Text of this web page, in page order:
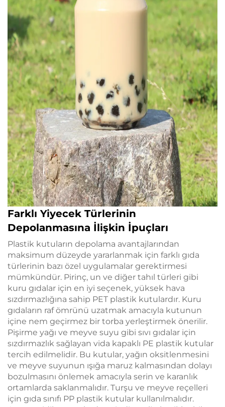
Farklı Yiyecek Türlerinin
Depolanmasına İlişkin İpuçları
Plastik kutuların depolama avantajlarından
maksimum düzeyde yararlanmak için farklı gıda
türlerinin bazı özel uygulamalar gerektirmesi
mümkündür. Pirinç, un ve diğer tahıl türleri gibi
kuru gıdalar için en iyi seçenek, yüksek hava
sızdırmazlığına sahip PET plastik kutulardır. Kuru
gıdaların raf ömrünü uzatmak amacıyla kutunun
içine nem geçirmez bir torba yerleştirmek önerilir.
Pişirme yağı ve meyve suyu gibi sıvı gıdalar için
sızdırmazlık sağlayan vida kapaklı PE plastik kutular
tercih edilmelidir. Bu kutular, yağın oksitlenmesini
ve meyve suyunun ışığa maruz kalmasından dolayı
bozulmasını önlemek amacıyla serin ve karanlık
ortamlarda saklanmalıdır. Turşu ve meyve reçelleri
için gıda sınıfı PP plastik kutular kullanılmalıdır.